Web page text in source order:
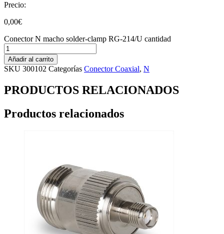
Precio:
0,00€
Conector N macho solder-clamp RG-214/U cantidad
Añadir al carrito
SKU 300102 Categorías Conector Coaxial, N
PRODUCTOS RELACIONADOS
Productos relacionados